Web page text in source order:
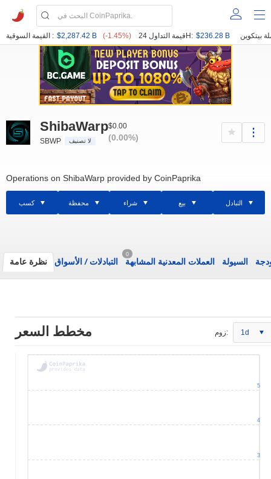
القيمة السوقية : $2,287.42 B (-1.45%) قيمة التداول 24H: $236.28 B
ShibaWarp
SBWP لا تصنيف
$0.00
(0.00%)
Operations on ShibaWarp provided by CoinPaprika
كسب محفظة شراء بيع التبادل
نظرة عامة التبادلات/ الأسواق
0
العملات المعدنية المشابهة السيولة
مخطط السعر زوم: 1d
3
4
5